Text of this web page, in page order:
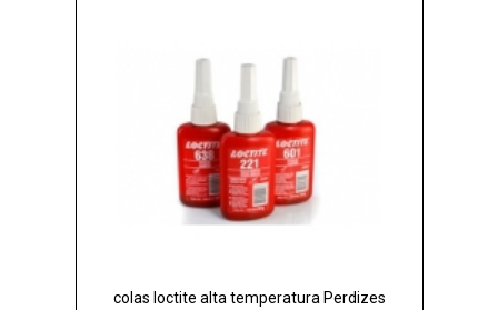
colas loctite alta temperatura Perdizes